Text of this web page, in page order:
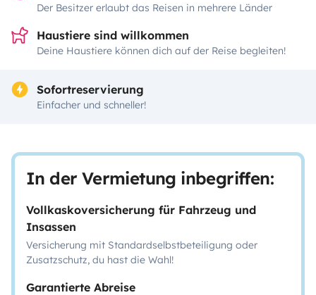
Der Besitzer erlaubt das Reisen in mehrere Länder
Haustiere sind willkommen
Deine Haustiere können dich auf der Reise begleiten!
Sofortreservierung
Einfacher und schneller!
In der Vermietung inbegriffen:
Vollkaskoversicherung für Fahrzeug und
Insassen
Versicherung mit Standardselbstbeteiligung oder
Zusatzschutz, du hast die Wahl!
Garantierte Abreise